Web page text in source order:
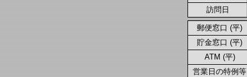
訪問日
郵便窓口 (平)
貯金窓口 (平)
ATM (平)
営業日の特例等